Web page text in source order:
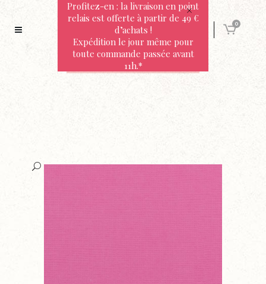
0
Profitez-en : la livraison en point
relais est offerte à partir de 49 €
d’achats !
Expédition le jour même pour
toute commande passée avant
11h.*